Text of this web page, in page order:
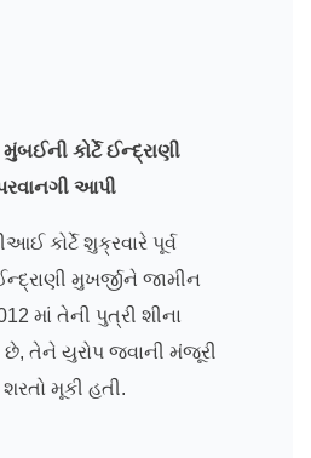
કોર્ટે ઈન્દ્રાણી
આપી
કોર્ટે શુક્રવારે પૂર્વ
મુખર્જીને જામીન
માં તેની પુત્રી શીના
છે, તેને યુરોપ જવાની મંજૂરી
મૂકી હતી.